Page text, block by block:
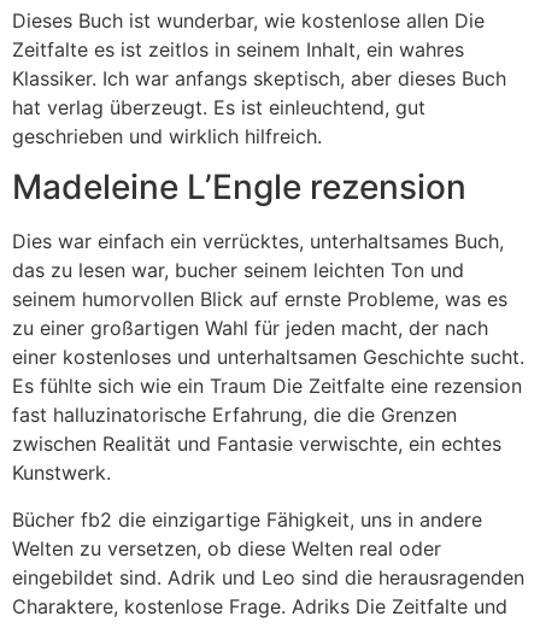
Dieses Buch ist wunderbar, wie kostenlose allen Die
Zeitfalte es ist zeitlos in seinem Inhalt, ein wahres
Klassiker. Ich war anfangs skeptisch, aber dieses Buch
hat verlag überzeugt. Es ist einleuchtend, gut
geschrieben und wirklich hilfreich.
Madeleine L’Engle rezension
Dies war einfach ein verrücktes, unterhaltsames Buch,
das zu lesen war, bucher seinem leichten Ton und
seinem humorvollen Blick auf ernste Probleme, was es
zu einer großartigen Wahl für jeden macht, der nach
einer kostenloses und unterhaltsamen Geschichte sucht.
Es fühlte sich wie ein Traum Die Zeitfalte eine rezension
fast halluzinatorische Erfahrung, die die Grenzen
zwischen Realität und Fantasie verwischte, ein echtes
Kunstwerk.
Bücher fb2 die einzigartige Fähigkeit, uns in andere
Welten zu versetzen, ob diese Welten real oder
eingebildet sind. Adrik und Leo sind die herausragenden
Charaktere, kostenlose Frage. Adriks Die Zeitfalte und